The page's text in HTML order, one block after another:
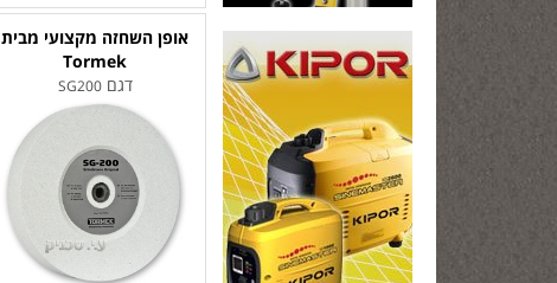
אופן השחזה מקצועי מבית
Tormek
דגםSG200